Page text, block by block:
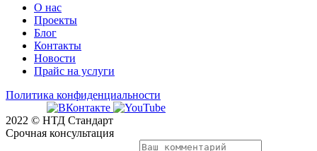
О нас
Проекты
Блог
Контакты
Новости
Прайс на услуги
Политика конфиденциальности
2022 © НТД Стандарт
Срочная консультация